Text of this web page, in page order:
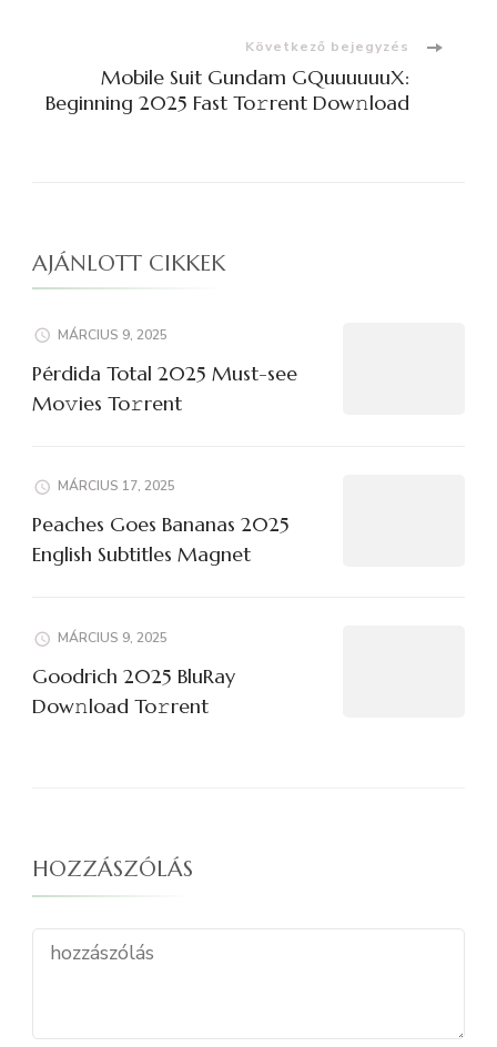
Következő bejegyzés
Mobile Suit Gundam GQuuuuuuX:
Beginning 2025 Fast To𝚛rent Dow𝚗load
AJÁNLOTT CIKKEK
MÁRCIUS 9, 2025
Pérdida Total 2025 Must-see
Mo𝚟ies To𝚛rent
MÁRCIUS 17, 2025
Peaches Goes Bananas 2025
English Subtitles Magnet
MÁRCIUS 9, 2025
Goodrich 2025 BluRay
Dow𝚗load To𝚛rent
HOZZÁSZÓLÁS